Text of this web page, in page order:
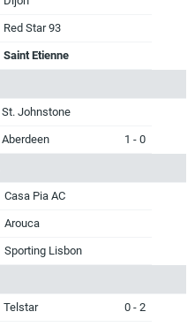
Red Star 93
Saint Etienne
St. Johnstone
Aberdeen 1 - 0
Casa Pia AC
Arouca
Sporting Lisbon
Telstar 0 - 2